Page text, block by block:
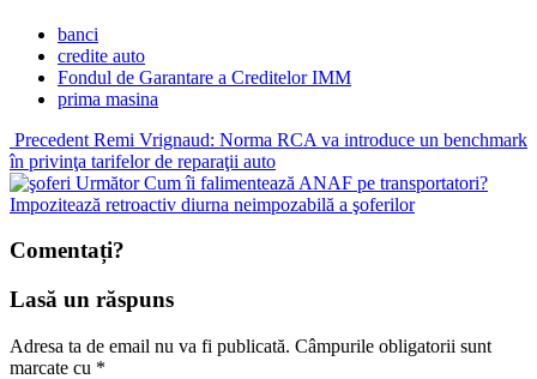
banci
credite auto
Fondul de Garantare a Creditelor IMM
prima masina
Precedent Remi Vrignaud: Norma RCA va introduce un benchmark
în privinţa tarifelor de reparaţii auto
Următor Cum îi falimentează ANAF pe transportatori?
Impozitează retroactiv diurna neimpozabilă a şoferilor
Comentați?
Lasă un răspuns
Adresa ta de email nu va fi publicată. Câmpurile obligatorii sunt
marcate cu *